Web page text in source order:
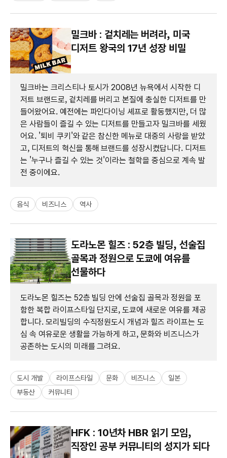
밀크바 : 겉치레는 버려라, 미국
디저트 왕국의 17년 성장 비밀
밀크바는 크리스티나 토시가 2008년 뉴욕에서 시작한 디
저트 브랜드로, 겉치레를 버리고 본질에 충실한 디저트를 만
들어왔어요. 예전에는 파인다이닝 셰프로 활동했지만, 더 많
은 사람들이 즐길 수 있는 디저트를 만들고자 밀크바를 세웠
어요. '퇴비 쿠키'와 같은 참신한 메뉴로 대중의 사랑을 받았
고, 디저트의 혁신을 통해 브랜드를 성장시켰답니다. 디저트
는 '누구나 즐길 수 있는 것'이라는 철학을 중심으로 계속 발
전 중이에요.
음식 비즈니스 역사
도라노몬 힐즈 : 52층 빌딩, 선술집
골목과 정원으로 도쿄에 여유를
선물하다
도라노몬 힐즈는 52층 빌딩 안에 선술집 골목과 정원을 포
함한 복합 라이프스타일 단지로, 도쿄에 새로운 여유를 제공
합니다. 모리빌딩의 수직정원도시 개념과 힐즈 라이프는 도
심 속 여유로운 생활을 가능하게 하고, 문화와 비즈니스가
공존하는 도시의 미래를 그려요.
도시 개발 라이프스타일 문화 비즈니스
일본
부동산
커뮤니티
HFK : 10년차 HBR 읽기 모임,
직장인 공부 커뮤니티의 성지가 되다